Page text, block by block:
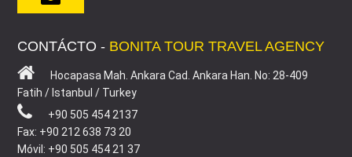
CONTÁCTO - BONITA TOUR TRAVEL AGENCY
Hocapasa Mah. Ankara Cad. Ankara Han. No: 28-409
Fatih / Istanbul / Turkey
+90 505 454 2137
Fax: +90 212 638 73 20
Móvil: +90 505 454 21 37